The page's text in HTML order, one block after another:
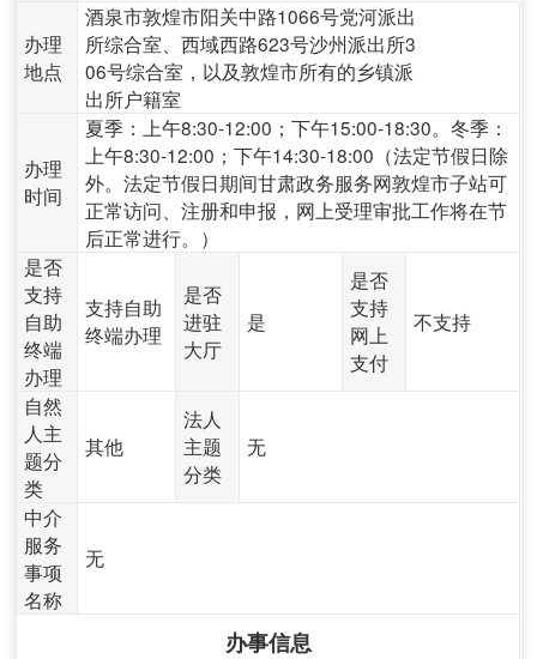
办理
地点
酒泉市敦煌市阳关中路1066号党河派出
所综合室、西域西路623号沙州派出所3
06号综合室，以及敦煌市所有的乡镇派
出所户籍室
办理
时间
夏季：上午8:30-12:00；下午15:00-18:30。冬季：
上午8:30-12:00；下午14:30-18:00（法定节假日除
外。法定节假日期间甘肃政务服务网敦煌市子站可
正常访问、注册和申报，网上受理审批工作将在节
后正常进行。）
是否
支持
自助
终端
办理
支持自助
终端办理
是否
进驻
大厅
是
是否
支持
网上
支付
不支持
自然
人主
题分
类
其他
法人
主题
分类
无
中介
服务
事项
名称
无
办事信息